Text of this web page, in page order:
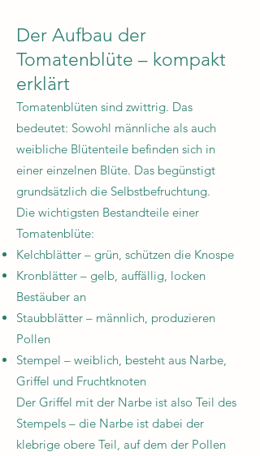
Der Aufbau der
Tomatenblüte – kompakt
erklärt
Tomatenblüten sind zwittrig. Das
bedeutet: Sowohl männliche als auch
weibliche Blütenteile befinden sich in
einer einzelnen Blüte. Das begünstigt
grundsätzlich die Selbstbefruchtung.
Die wichtigsten Bestandteile einer
Tomatenblüte:
Kelchblätter – grün, schützen die Knospe
Kronblätter – gelb, auffällig, locken
Bestäuber an
Staubblätter – männlich, produzieren
Pollen
Stempel – weiblich, besteht aus Narbe,
Griffel und Fruchtknoten
Der Griffel mit der Narbe ist also Teil des
Stempels – die Narbe ist dabei der
klebrige obere Teil, auf dem der Pollen